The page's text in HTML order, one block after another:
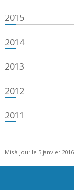
2015
2014
2013
2012
2011
Mis à jour le 5 janvier 2016